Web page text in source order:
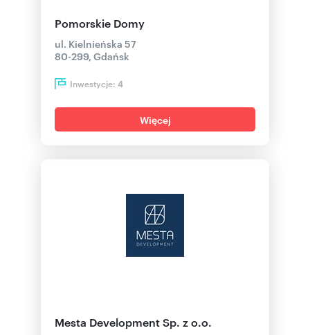
Pomorskie Domy
ul. Kielnieńska 57
80-299, Gdańsk
Inwestycje: 4
Więcej
Mesta Development Sp. z o.o.